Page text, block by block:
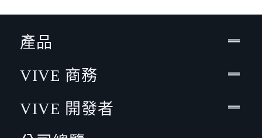
產品
VIVE 商務
VIVE 開發者